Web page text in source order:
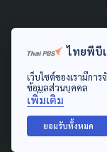
Podcast
Active Talk
© 2020 องค์กา
ไทยพีบี
เว็บไซต์ของเรามีกา
ข้อมูลส่วนบุคคล
เพิ่มเติม
ยอมรับทั้งหมด